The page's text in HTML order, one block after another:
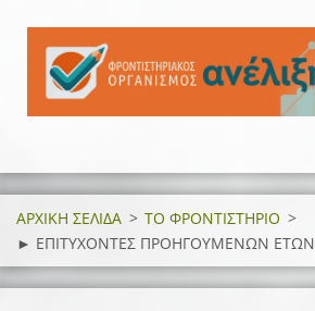
ΑΡΧΙΚΗ ΣΕΛΙΔΑ > ΤΟ ΦΡΟΝΤΙΣΤΗΡΙΟ >
► ΕΠΙΤΥΧΟΝΤΕΣ ΠΡΟΗΓΟΥΜΕΝΩΝ ΕΤΩΝ